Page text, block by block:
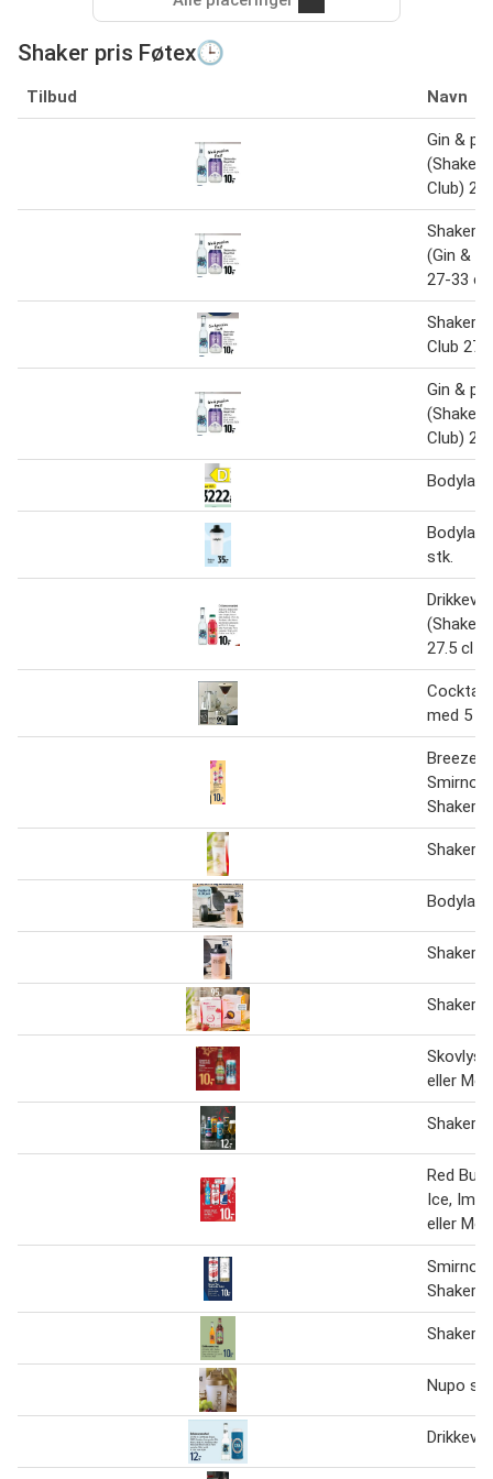
Shaker pris Føtex🕒
Tilbud Navn
Gin &
(Shaker
Club)
Shaker /
(Gin &
27-33 cl
Shaker
Club
Gin &
(Shaker
Club)
Bodylab
Bodylab
stk.
(Shaker
27.5 cl
Cocktail
med 5
Shaker
Shaker
Bodylab
Shaker
Shaker
Skovlyst
eller
Shaker
Red
Ice,
eller
Shaker
Shaker
Nupo